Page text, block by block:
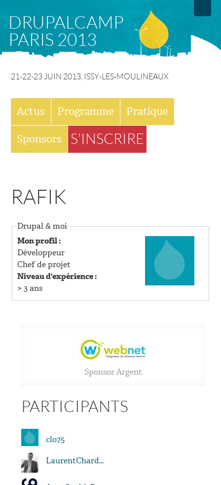
au
contenu
principal
DRUPALCAMP
PARIS 2013
21-22-23 JUIN 2013, ISSY-LES-MOULINEAUX
M
E
N
P
R
N
C
Actus Programme
Pratique
Sponsors
S'INSCRIRE
RAFIK
Drupal & moi
Mon profil :
Développeur
Chef de projet
Niveau d'expérience :
> 3 ans
Sponsor Argent
PARTICIPANTS
clo75
LaurentChard...